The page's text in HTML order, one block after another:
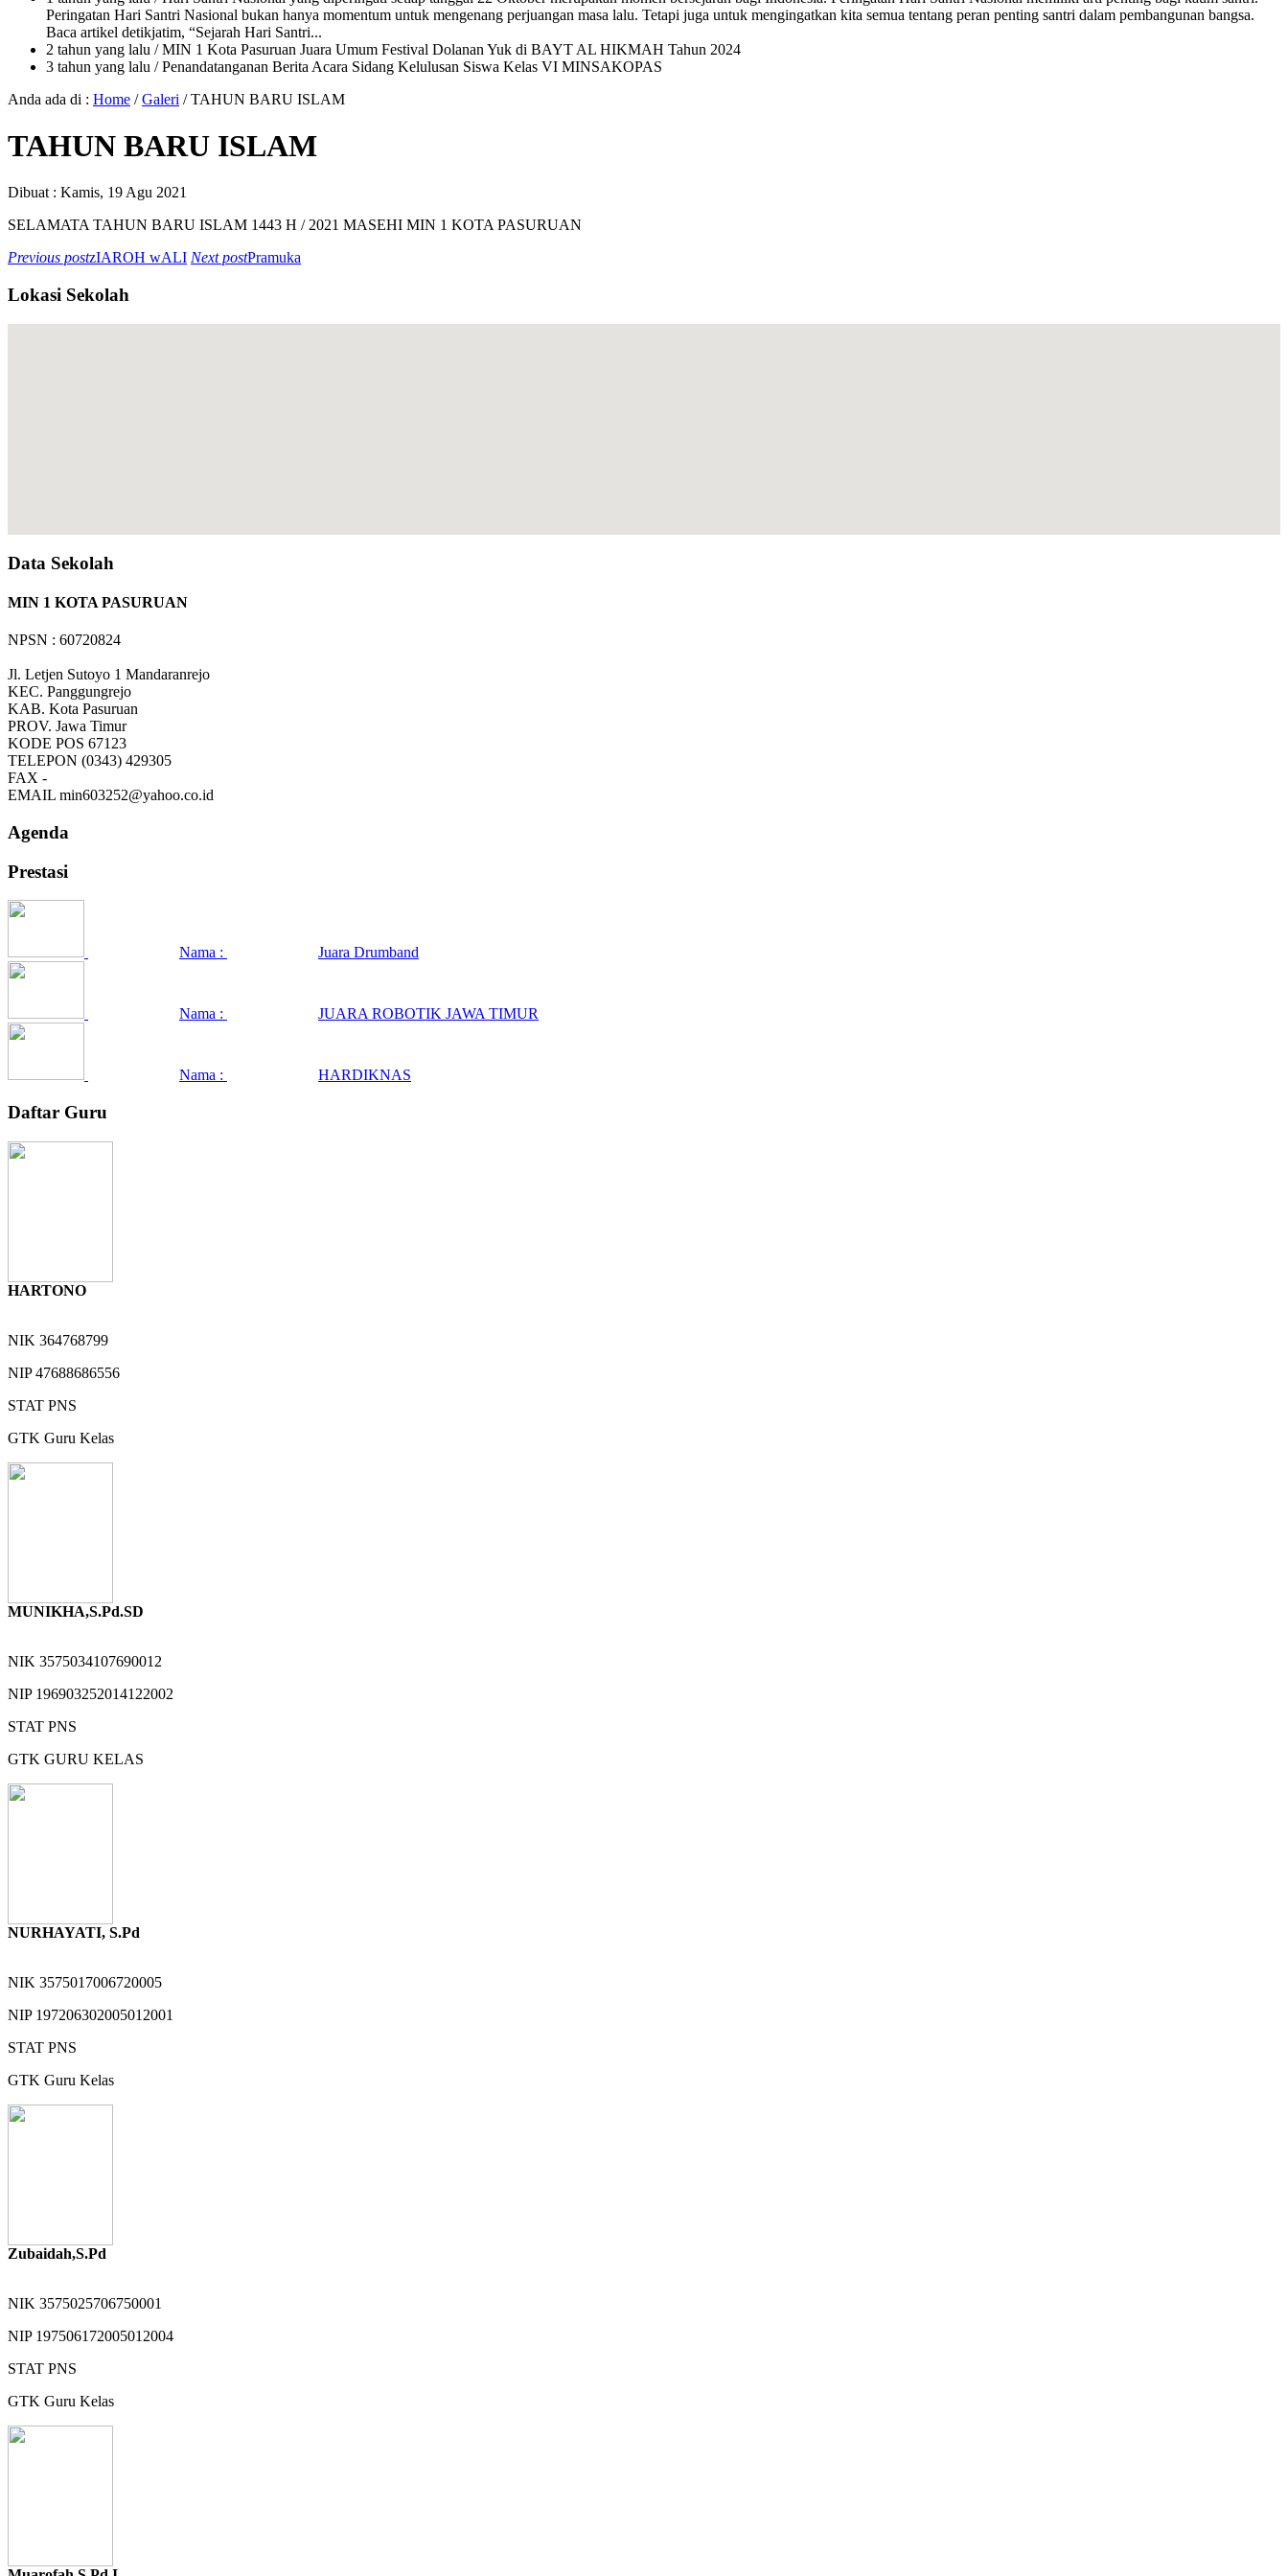
Peringatan Hari Santri Nasional bukan hanya momentum untuk mengenang perjuangan masa lalu. Tetapi juga untuk mengingatkan kita semua tentang peran penting santri dalam pembangunan bangsa.
Baca artikel detikjatim, “Sejarah Hari Santri...
2 tahun yang lalu / MIN 1 Kota Pasuruan Juara Umum Festival Dolanan Yuk di BAYT AL HIKMAH Tahun 2024
3 tahun yang lalu / Penandatanganan Berita Acara Sidang Kelulusan Siswa Kelas VI MINSAKOPAS
Anda ada di : Home /Galeri /TAHUN BARU ISLAM
TAHUN BARU ISLAM
Dibuat : Kamis, 19 Agu 2021
SELAMATA TAHUN BARU ISLAM 1443 H / 2021 MASEHI MIN 1 KOTA PASURUAN
Previous postzIAROH wALI Next postPramuka
Lokasi Sekolah
Data Sekolah
MIN 1 KOTA PASURUAN
NPSN : 60720824
Jl. Letjen Sutoyo 1 Mandaranrejo
KEC. Panggungrejo
KAB. Kota Pasuruan
PROV. Jawa Timur
KODE POS 67123
TELEPON (0343) 429305
FAX -
EMAIL min603252@yahoo.co.id
Agenda
Prestasi
Nama : Juara Drumband
Nama : JUARA ROBOTIK JAWA TIMUR
Nama : HARDIKNAS
Daftar Guru
HARTONO
NIK 364768799
NIP47688686556
STAT PNS
GTK Guru Kelas
MUNIKHA,S.Pd.SD
NIK 3575034107690012
NIP 196903252014122002
STAT PNS
GTK GURU KELAS
NURHAYATI, S.Pd
NIK 3575017006720005
NIP 197206302005012001
STAT PNS
GTK Guru Kelas
Zubaidah,S.Pd
NIK 3575025706750001
NIP 197506172005012004
STAT PNS
GTK Guru Kelas